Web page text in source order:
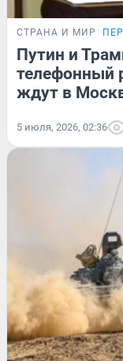
СТРАНА И МИР
Путин и
телефонный
ждут в
5 июля, 2026, 02:36